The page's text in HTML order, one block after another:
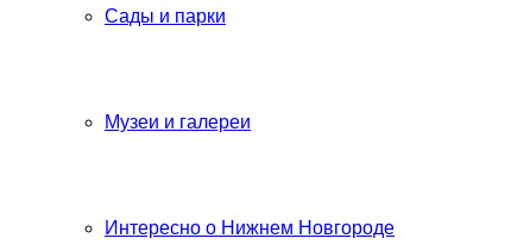
Сады и парки
Музеи и галереи
Интересно о Нижнем Новгороде